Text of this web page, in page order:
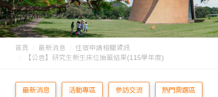
首頁 最新消息
住宿申請相關資訊
【公告】研究生新生床位抽籤結果(115學年度)
最新消息 活動專區 參訪交流 熱門票選區